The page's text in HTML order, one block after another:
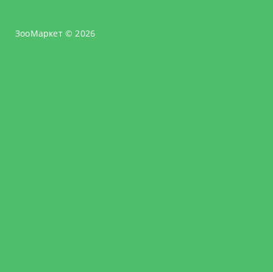
ЗооМаркет © 2026